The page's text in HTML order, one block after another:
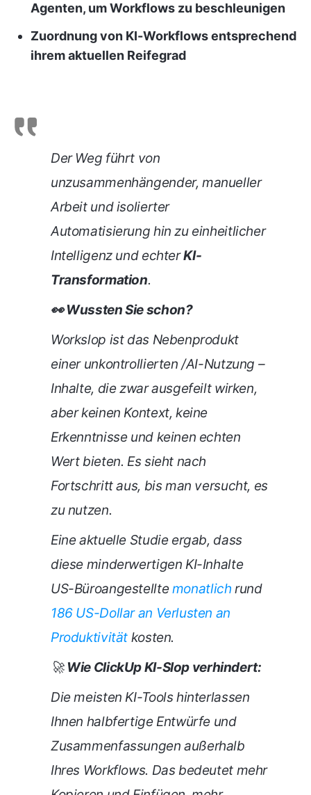
Agenten, um Workflows zu beschleunigen
Zuordnung von KI-Workflows entsprechend
ihrem aktuellen Reifegrad
Der Weg führt von
unzusammenhängender, manueller
Arbeit und isolierter
Automatisierung hin zu einheitlicher
Intelligenz und echterKI-
Transformation.
👀 Wussten Sie schon?
Workslop ist das Nebenprodukt
einer unkontrollierten /AI-Nutzung –
Inhalte, die zwar ausgefeilt wirken,
aber keinen Kontext, keine
Erkenntnisse und keinen echten
Wert bieten. Es sieht nach
Fortschritt aus, bis man versucht, es
zu nutzen.
Eine aktuelle Studie ergab, dass
diese minderwertigen KI-Inhalte
US-Büroangestelltemonatlich rund
186 US-Dollar an Verlusten an
Produktivität kosten.
🚀Wie ClickUp KI-Slop verhindert:
Die meisten KI-Tools hinterlassen
Ihnen halbfertige Entwürfe und
Zusammenfassungen außerhalb
Ihres Workflows. Das bedeutet mehr